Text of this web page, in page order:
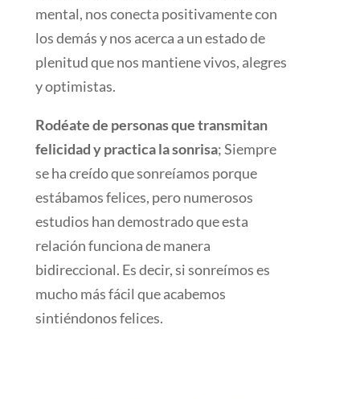
mental, nos conecta positivamente con
los demás y nos acerca a un estado de
plenitud que nos mantiene vivos, alegres
y optimistas.
Rodéate de personas que transmitan
felicidad y practica la sonrisa; Siempre
se ha creído que sonreíamos porque
estábamos felices, pero numerosos
estudios han demostrado que esta
relación funciona de manera
bidireccional. Es decir, si sonreímos es
mucho más fácil que acabemos
sintiéndonos felices.